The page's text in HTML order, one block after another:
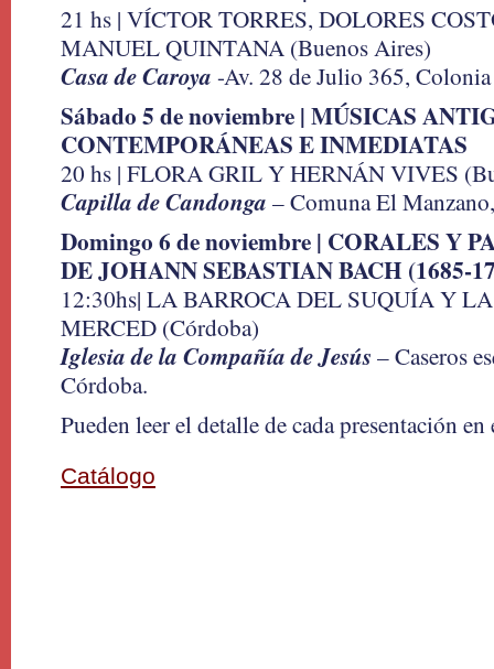
21 hs | VÍCTOR TORRES, DOLORES
MANUEL QUINTANA (Buenos Aires)
Casa de Caroya -Av. 28 de Julio 365,
Sábado 5 de noviembre | MÚSICAS
CONTEMPORÁNEAS E INMEDIATAS
20 hs | FLORA GRIL Y HERNÁN VIVES
Capilla de Candonga – Comuna El
Domingo 6 de noviembre | CORALES Y
DE JOHANN SEBASTIAN BACH (1685-
12:30hs| LA BARROCA DEL SUQUÍA Y
MERCED (Córdoba)
Iglesia de la Compañía de Jesús – Caseros
Córdoba.
Pueden leer el detalle de cada presentación
Catálogo